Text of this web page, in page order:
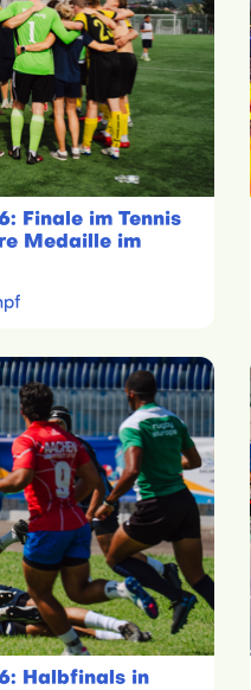
Finale im Tennis
Medaille im
Halbfinals in